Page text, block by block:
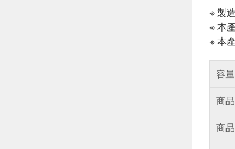
※ 製
※ 本
※ 本
容量
商
商